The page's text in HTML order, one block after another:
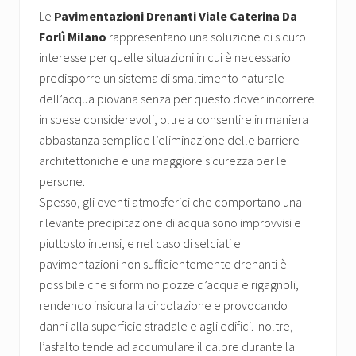
Le Pavimentazioni Drenanti Viale Caterina Da
Forlì Milano rappresentano una soluzione di sicuro
interesse per quelle situazioni in cui è necessario
predisporre un sistema di smaltimento naturale
dell’acqua piovana senza per questo dover incorrere
in spese considerevoli, oltre a consentire in maniera
abbastanza semplice l’eliminazione delle barriere
architettoniche e una maggiore sicurezza per le
persone.
Spesso, gli eventi atmosferici che comportano una
rilevante precipitazione di acqua sono improvvisi e
piuttosto intensi, e nel caso di selciati e
pavimentazioni non sufficientemente drenanti è
possibile che si formino pozze d’acqua e rigagnoli,
rendendo insicura la circolazione e provocando
danni alla superficie stradale e agli edifici. Inoltre,
l’asfalto tende ad accumulare il calore durante la